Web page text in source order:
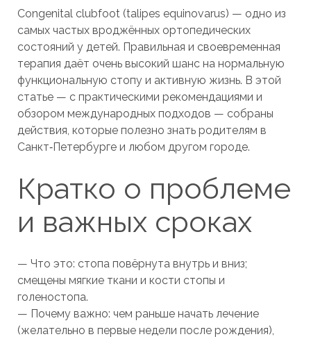
Congenital clubfoot (talipes equinovarus) — одно из
самых частых вроджённых ортопедических
состояний у детей. Правильная и своевременная
терапия даёт очень высокий шанс на нормальную
функциональную стопу и активную жизнь. В этой
статье — с практическими рекомендациями и
обзором международных подходов — собраны
действия, которые полезно знать родителям в
Санкт‑Петербурге и любом другом городе.
Кратко о проблеме
и важных сроках
— Что это: стопа повёрнута внутрь и вниз;
смещены мягкие ткани и кости стопы и
голеностопа.
— Почему важно: чем раньше начать лечение
(желательно в первые недели после рождения),